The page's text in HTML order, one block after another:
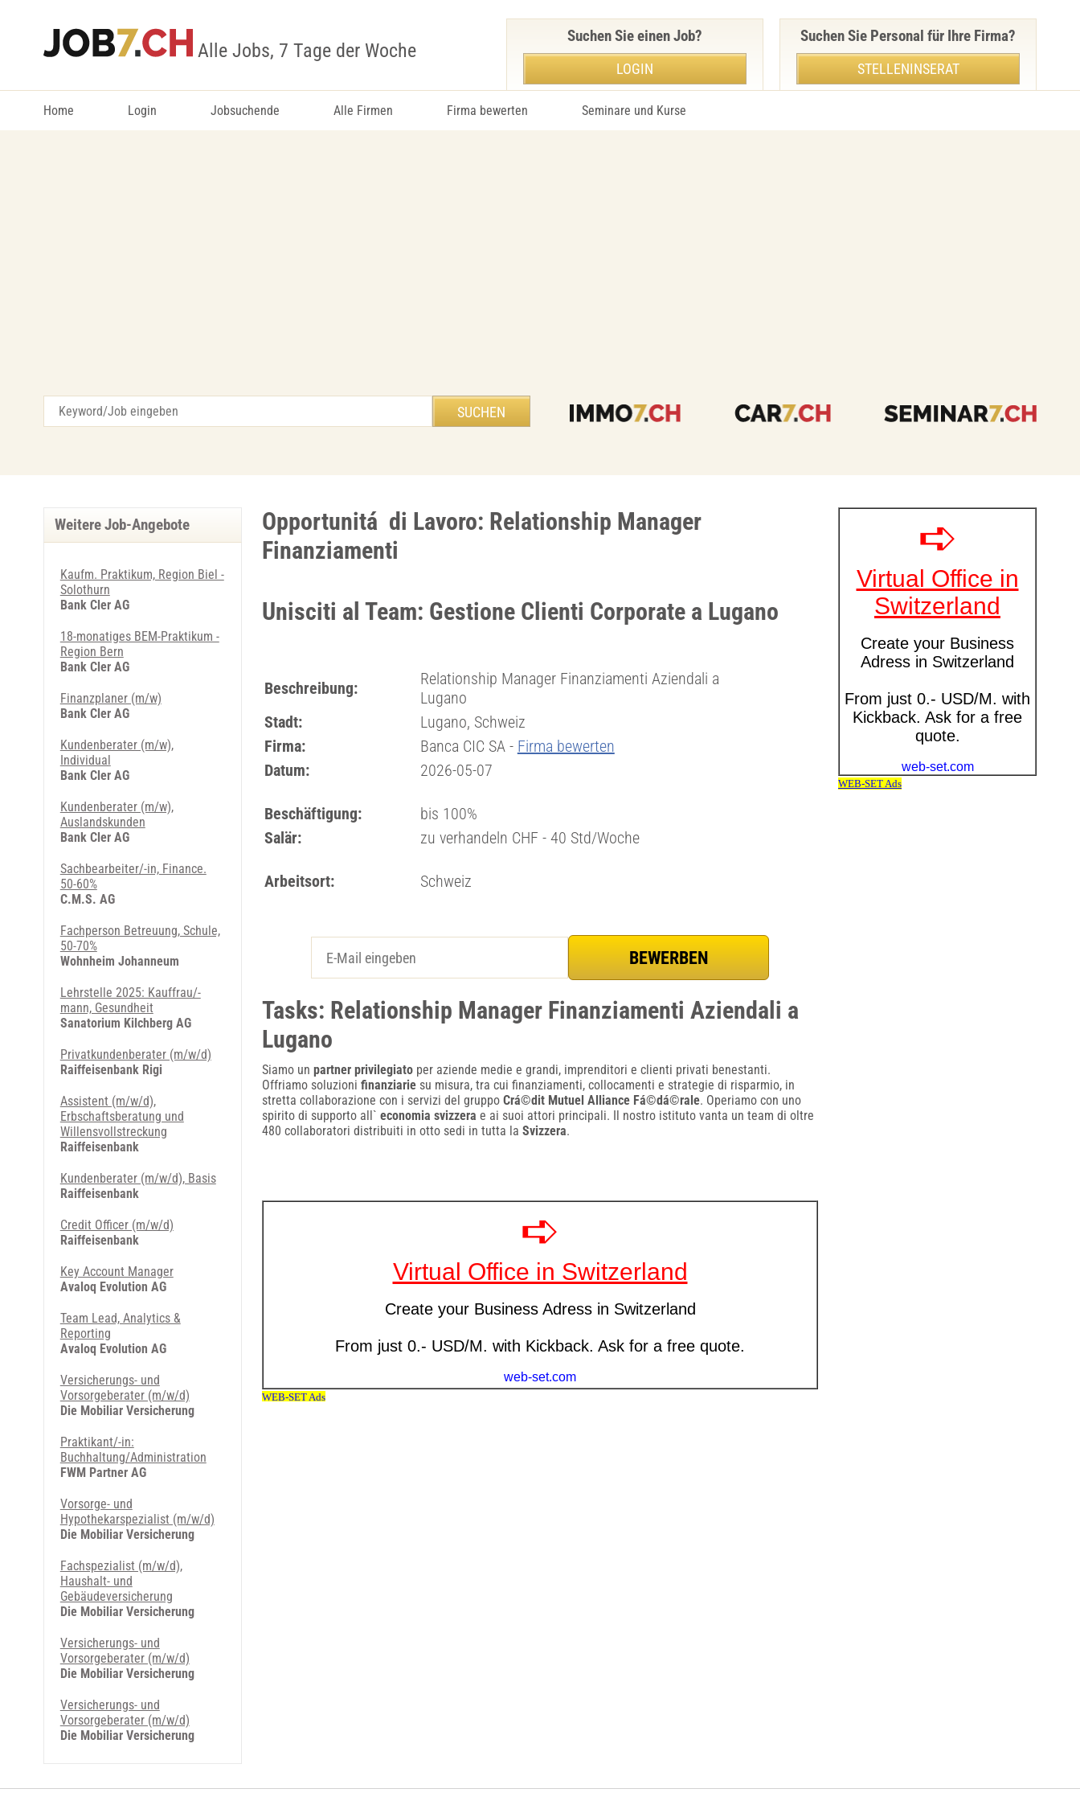
Alle Jobs, 7 Tage der Woche
Home Login Jobsuchende Alle Firmen Firma bewerten Seminare und Kurse
Suchen Sie einen Job?
LOGIN
Suchen Sie Personal für Ihre Firma?
STELLENINSERAT
Opportunitá di Lavoro: Relationship Manager
Finanziamenti
Unisciti al Team: Gestione Clienti Corporate a Lugano
Beschreibung:
Relationship Manager Finanziamenti Aziendali a
Lugano
Stadt:
Lugano, Schweiz
Firma:
Banca CIC SA - Firma bewerten
Datum:
2026-05-07
Beschäftigung:
bis 100%
Salär:
zu verhandeln CHF - 40 Std/Woche
Arbeitsort: Schweiz
Tasks: Relationship Manager Finanziamenti Aziendali a
Lugano
Siamo un partner privilegiatoper aziende medie e grandi, imprenditori e clienti privati benestanti.
Offriamo soluzioni finanziariesu misura, tra cui finanziamenti, collocamenti e strategie di risparmio, in
stretta collaborazione con i servizi del gruppo Crá©dit Mutuel Alliance Fá©dá©rale. Operiamo con uno
spirito di supporto all` economia svizzera e ai suoi attori principali. Il nostro istituto vanta un team di oltre
480 collaboratori distribuiti in otto sedi in tutta la Svizzera.
Weitere Job-Angebote
Kaufm. Praktikum, Region Biel -
Solothurn
Bank Cler AG
18-monatiges BEM-Praktikum -
Region Bern
Bank Cler AG
Finanzplaner (m/w)
Bank Cler AG
Kundenberater (m/w),
Individual
Bank Cler AG
Kundenberater (m/w),
Auslandskunden
Bank Cler AG
Sachbearbeiter/-in, Finance.
50-60%
C.M.S. AG
Fachperson Betreuung, Schule,
50-70%
Wohnheim Johanneum
Lehrstelle 2025: Kauffrau/-
mann, Gesundheit
Sanatorium Kilchberg AG
Privatkundenberater (m/w/d)
Raiffeisenbank Rigi
Assistent (m/w/d),
Erbschaftsberatung und
Willensvollstreckung
Raiffeisenbank
Kundenberater (m/w/d), Basis
Raiffeisenbank
Credit Officer (m/w/d)
Raiffeisenbank
Key Account Manager
Avaloq Evolution AG
Team Lead, Analytics &
Reporting
Avaloq Evolution AG
Versicherungs- und
Vorsorgeberater (m/w/d)
Die Mobiliar Versicherung
Praktikant/-in:
Buchhaltung/Administration
FWM Partner AG
Vorsorge- und
Hypothekarspezialist (m/w/d)
Die Mobiliar Versicherung
Fachspezialist (m/w/d),
Haushalt- und
Gebäudeversicherung
Die Mobiliar Versicherung
Versicherungs- und
Vorsorgeberater (m/w/d)
Die Mobiliar Versicherung
Versicherungs- und
Vorsorgeberater (m/w/d)
Die Mobiliar Versicherung